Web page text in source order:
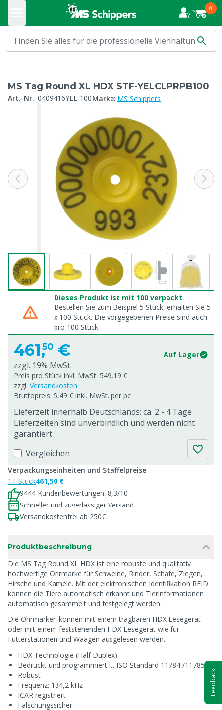
0
MS Tag Round XL HDX STF-YELCLPRPB100
Art.-Nr.: 0409416YEL-100Marke: MS Schippers
Dieses Produkt ist mit 100 verpackt
Bestellen Sie zum Beispiel 5 Stück, erhalten Sie 5
x 100 Stück. Die vorgegebenen Preise sind auch
pro 100 Stück.
461,50 € Auf Lager
zzgl. 19% MwSt.
Preis pro Stück inkl. MwSt. 549,19 €
zzgl. Versandkosten
Bruttopreis: 5,49 € inkl. MwSt. per pc
Lieferzeit innerhalb Deutschlands: ca. 2 - 4 Tage
Lieferzeiten sind unverbindlich und werden nicht
garantiert
Vergleichen
Verpackungseinheiten und Staffelpreise
1+ Stück461,50 €
9444 Kundenbewertungen: 8,3/10
Schneller und zuverlässiger Versand
Versandkostenfrei ab 250€
Produktbeschreibung
Die MS Tag Round XL HDX ist eine robuste und qualitativ
hochwertige Ohrmarke für Schweine, Rinder, Schafe, Ziegen,
Hirsche und Kamele. Mit der elektronischen Identifikation RFID
können die Tiere automatisch erkannt und Tierinformationen
automatisch gesammelt und festgelegt werden.
Die Ohrmarken können mit einem tragbaren HDX Lesegerät
oder mit einem feststehenden HDX Lesegerät wie für
Futterstationen und Waagen ausgelesen werden.
HDX Technologie (Half Duplex)
Bedruckt und programmiert lt. ISO Standard 11784 /11785
Robust
Frequenz: 134,2 kHz
ICAR registriert
Fälschungssicher
Feedback